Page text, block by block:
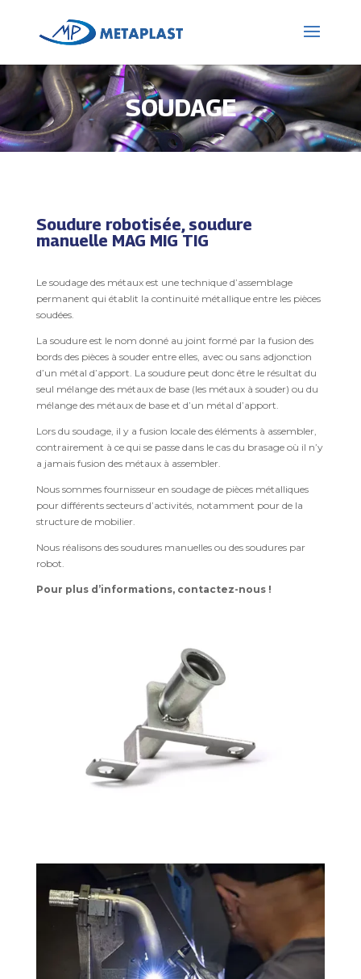
SOUDAGE
Soudure robotisée, soudure
manuelle MAG MIG TIG
Le soudage des métaux est une technique d’assemblage
permanent qui établit la continuité métallique entre les pièces
soudées.
La soudure est le nom donné au joint formé par la fusion des
bords des pièces à souder entre elles, avec ou sans adjonction
d’un métal d’apport. La soudure peut donc être le résultat du
seul mélange des métaux de base (les métaux à souder) ou du
mélange des métaux de base et d’un métal d’apport.
Lors du soudage, il y a fusion locale des éléments à assembler,
contrairement à ce qui se passe dans le cas du brasage où il n’y
a jamais fusion des métaux à assembler.
Nous sommes fournisseur en soudage de pièces métalliques
pour différents secteurs d’activités, notamment pour de la
structure de mobilier.
Nous réalisons des soudures manuelles ou des soudures par
robot.
Pour plus d’informations, contactez-nous !